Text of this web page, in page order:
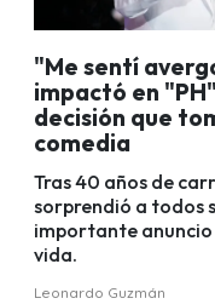
"Me sentí
impactó en
decisión que
comedia
Tras 40 años de
sorprendió a todos
importante anuncio
vida.
Leonardo Guzmán